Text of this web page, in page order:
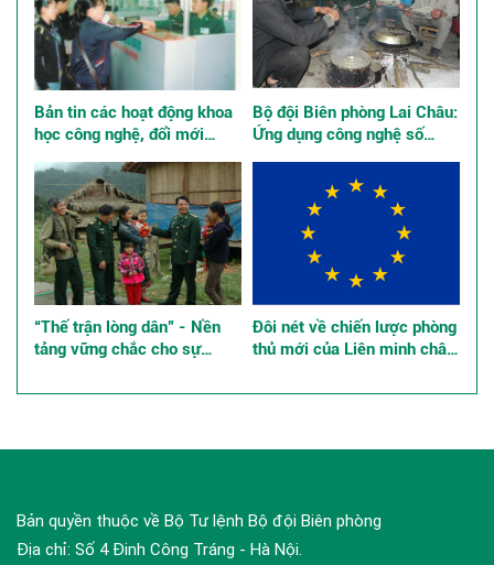
Bản tin các hoạt động khoa
học công nghệ, đổi mới
Bộ đội Biên phòng Lai Châu:
Ứng dụng công nghệ số
“Thế trận lòng dân” - Nền
tảng vững chắc cho sự
Tổ quốc ở các tỉnh, thành
Đôi nét về chiến lược phòng
thủ mới của Liên minh châu
ninh khu vực và quốc tế
Bản quyền thuộc về Bộ Tư lệnh Bộ đội Biên phòng
Địa chỉ: Số 4 Đinh Công Tráng - Hà Nội.